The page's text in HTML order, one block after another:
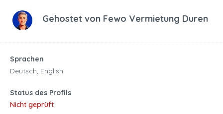
Gehostet von Fewo Vermietung Duren
Sprachen
Deutsch, English
Status des Profils
Nicht geprüft